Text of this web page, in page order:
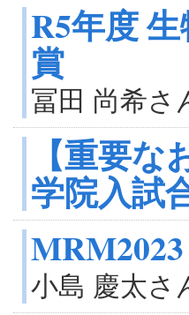
R5年度
賞
冨田 尚希さ
【重要
学院入試
小島 慶太さ